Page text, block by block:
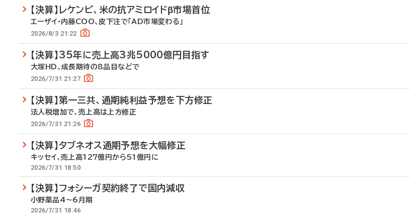
【決算】レケンビ、米の抗アミロイドβ市場首位
エーザイ・内藤COO、皮下注で「AD市場変わる」
2026/8/3 21:22
【決算】35年に売上高3兆5000億円目指す
大塚HD、成長期待の8品目などで
2026/7/31 21:27
【決算】第一三共、通期純利益予想を下方修正
法人税増加で、売上高は上方修正
2026/7/31 21:26
【決算】タブネオス通期予想を大幅修正
キッセイ、売上高127億円から51億円に
2026/7/31 18:50
【決算】フォシーガ契約終了で国内減収
小野薬品4～6月期
2026/7/31 18:46